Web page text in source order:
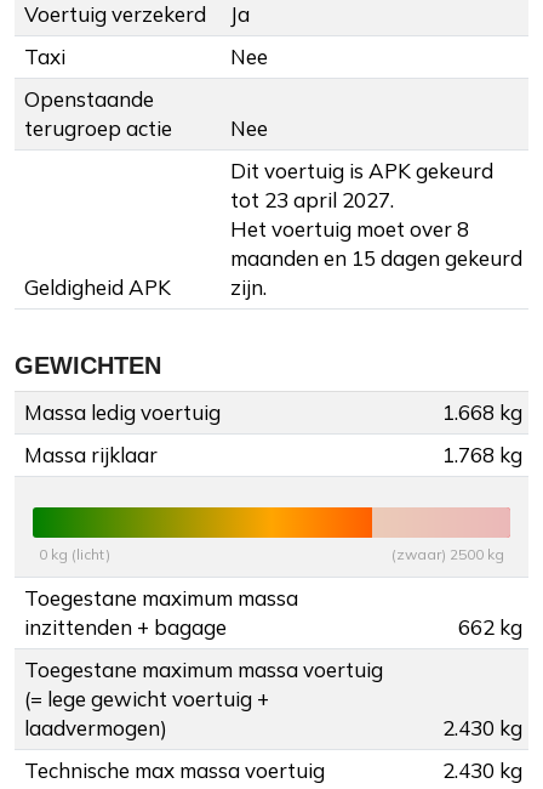
Voertuig verzekerd
Ja
Taxi
Nee
Openstaande
terugroep actie
Nee
Geldigheid APK
Dit voertuig is APK gekeurd
tot 23 april 2027.
Het voertuig moet over 8
maanden en 15 dagen gekeurd
zijn.
GEWICHTEN
Massa ledig voertuig
1.668 kg
Massa rijklaar
1.768 kg
0 kg (licht) (zwaar) 2500 kg
Toegestane maximum massa
inzittenden + bagage
662 kg
Toegestane maximum massa voertuig
(= lege gewicht voertuig +
laadvermogen)
2.430 kg
Technische max massa voertuig
2.430 kg